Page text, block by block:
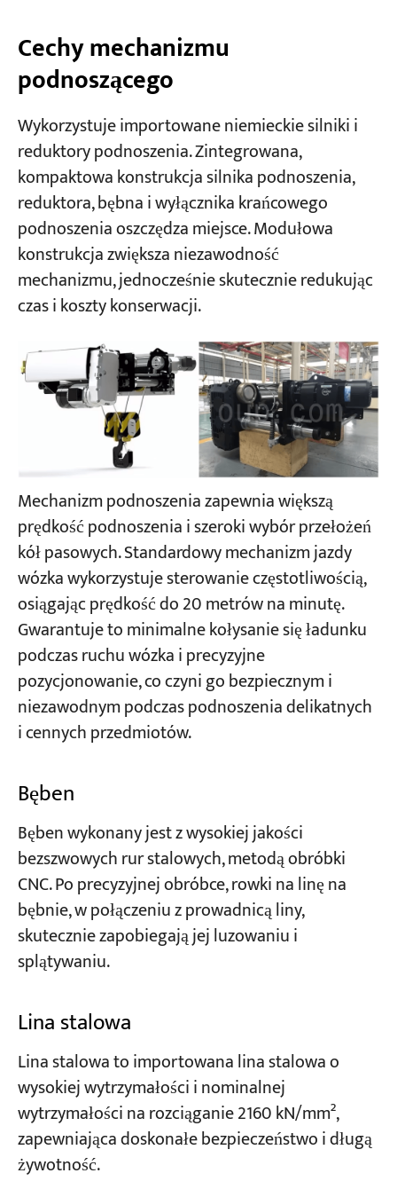
Cechy mechanizmu
podnoszącego
Wykorzystuje importowane niemieckie silniki i
reduktory podnoszenia. Zintegrowana,
kompaktowa konstrukcja silnika podnoszenia,
reduktora, bębna i wyłącznika krańcowego
podnoszenia oszczędza miejsce. Modułowa
konstrukcja zwiększa niezawodność
mechanizmu, jednocześnie skutecznie redukując
czas i koszty konserwacji.
Mechanizm podnoszenia zapewnia większą
prędkość podnoszenia i szeroki wybór przełożeń
kół pasowych. Standardowy mechanizm jazdy
wózka wykorzystuje sterowanie częstotliwością,
osiągając prędkość do 20 metrów na minutę.
Gwarantuje to minimalne kołysanie się ładunku
podczas ruchu wózka i precyzyjne
pozycjonowanie, co czyni go bezpiecznym i
niezawodnym podczas podnoszenia delikatnych
i cennych przedmiotów.
Bęben
Bęben wykonany jest z wysokiej jakości
bezszwowych rur stalowych, metodą obróbki
CNC. Po precyzyjnej obróbce, rowki na linę na
bębnie, w połączeniu z prowadnicą liny,
skutecznie zapobiegają jej luzowaniu i
splątywaniu.
Lina stalowa
Lina stalowa to importowana lina stalowa o
wysokiej wytrzymałości i nominalnej
wytrzymałości na rozciąganie 2160 kN/mm²,
zapewniająca doskonałe bezpieczeństwo i długą
żywotność.